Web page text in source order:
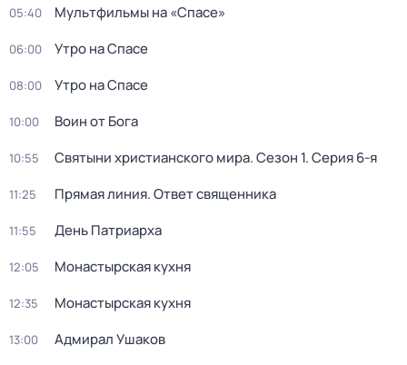
05:40 Мультфильмы на «Спасе»
06:00 Утро на Спасе
08:00 Утро на Спасе
10:00 Воин от Бога
10:55 Святыни христианского мира. Сезон 1. Серия 6-я
11:25 Прямая линия. Ответ священника
11:55 День Патриарха
12:05 Монастырская кухня
12:35 Монастырская кухня
13:00 Адмирал Ушаков